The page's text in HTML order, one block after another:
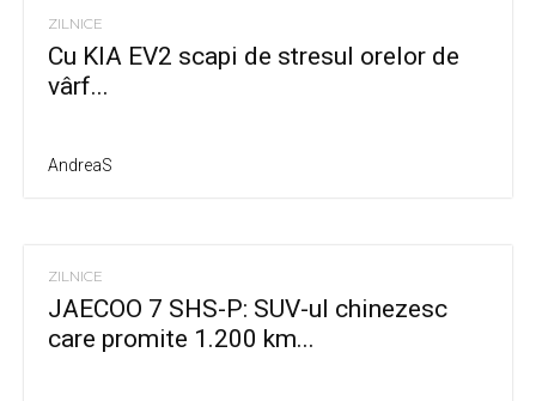
ZILNICE
Cu KIA EV2 scapi de stresul orelor de
vârf...
AndreaS
ZILNICE
JAECOO 7 SHS-P: SUV-ul chinezesc
care promite 1.200 km...